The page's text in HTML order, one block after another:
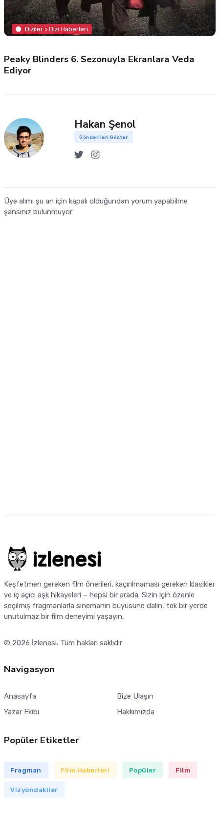
Diziler > Dizi Haberleri
Peaky Blinders 6. Sezonuyla Ekranlara Veda
Ediyor
Hakan Şenol
Gönderileri Göster
Üye alımı şu an için kapalı olduğundan yorum yapabilme
şansınız bulunmuyor
Keşfetmen gereken film önerileri, kaçırılmaması gereken klasikler
ve iç açıcı aşk hikayeleri – hepsi bir arada. Sizin için özenle
seçilmiş fragmanlarla sinemanın büyüsüne dalın, tek bir yerde
unutulmaz bir film deneyimi yaşayın.
© 2026 İzlenesi. Tüm hakları saklıdır
Navigasyon
Anasayfa
Yazar Ekibi
Bize Ulaşın
Hakkımızda
Popüler Etiketler
Fragman Film Haberleri Popüler Film
Vizyondakiler